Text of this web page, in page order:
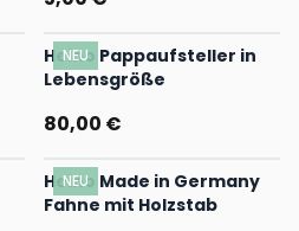
NEU
Heino Pappaufsteller in
Lebensgröße
80,00 €
NEU
Heino Made in Germany
Fahne mit Holzstab